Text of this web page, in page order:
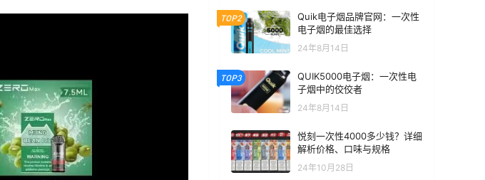
TOP2
Quik电子烟品牌官网：一次性
电子烟的最佳选择
24年8月14日
TOP3
QUIK5000电子烟：一次性电
子烟中的佼佼者
24年8月14日
悦刻一次性4000多少钱？详细
解析价格、口味与规格
24年10月28日